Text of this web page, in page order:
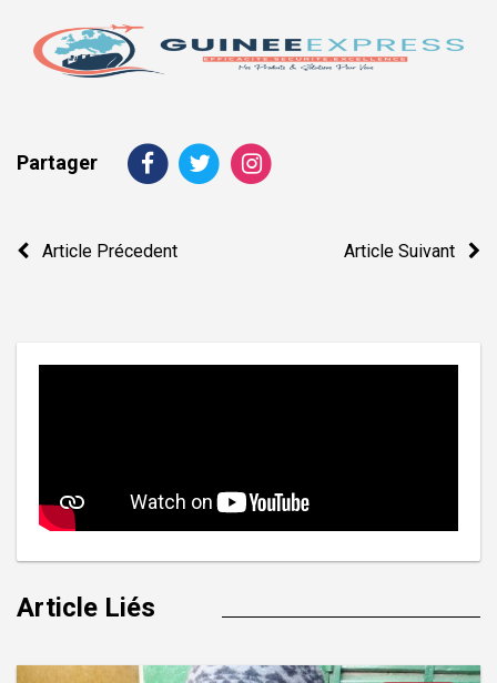
Partager
Navigation
Article Précedent Article Suivant
Article Liés